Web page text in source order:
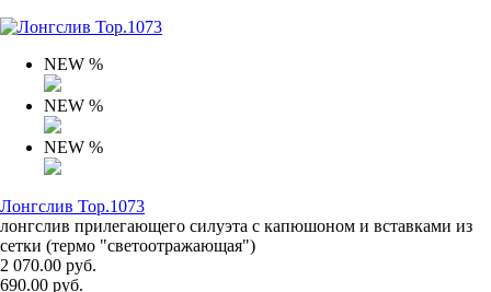
NEW %
NEW %
NEW %
Лонгслив Top.1073
лонгслив прилегающего силуэта с капюшоном и вставками из
сетки (термо "светоотражающая")
2 070.00 руб.
690.00 руб.